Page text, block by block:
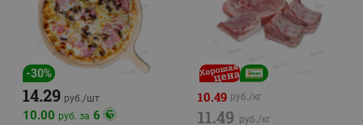
-30%
14.29 руб./шт
10.00 руб. за 6
10.49 руб./кг
11.49 руб./кг